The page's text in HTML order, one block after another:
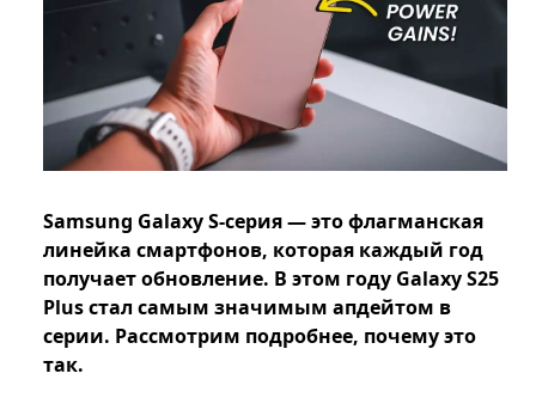
Samsung Galaxy S-серия — это флагманская
линейка смартфонов, которая каждый год
получает обновление. В этом году Galaxy S25
Plus стал самым значимым апдейтом в
серии. Рассмотрим подробнее, почему это
так.